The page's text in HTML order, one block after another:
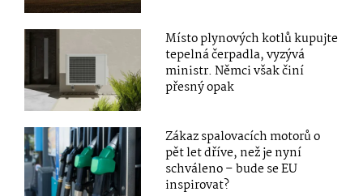
Místo plynových kotlů kupujte
tepelná čerpadla, vyzývá
ministr. Němci však činí
přesný opak
Zákaz spalovacích motorů o
pět let dříve, než je nyní
schváleno – bude se EU
inspirovat?